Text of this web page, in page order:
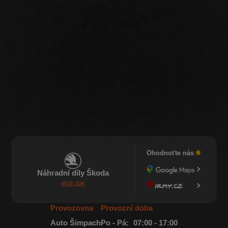
Náhradní díly Škoda
VÍCE ZDE
Ohodnoťte nás
Provozovna
Auto Šimpach
Provozní doba
Po - Pá:
07:00 - 17:00